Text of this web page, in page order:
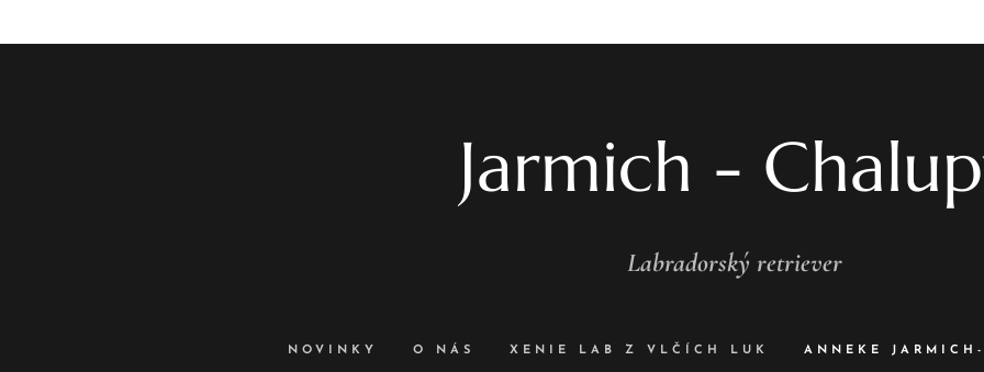
Jarmich -
Labradorský retriever
NOVINKY O NÁS XENIE LAB Z VLČÍCH LUK ANNEKE